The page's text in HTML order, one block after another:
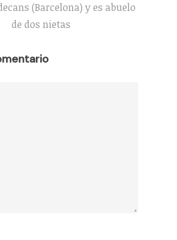
(Barcelona) y es abuelo
de dos nietas